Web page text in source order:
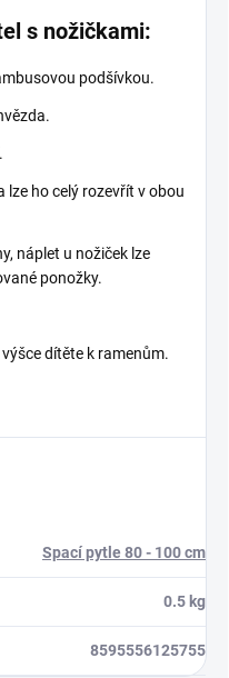
s nožičkami:
podšívkou.
lze ho celý rozevřít v obou
náplet u nožiček lze
ponožky.
dítěte k ramenům.
Spací pytle 80 - 100 cm
0.5 kg
8595556125755